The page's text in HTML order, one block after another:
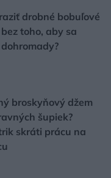
drobné bobuľové
toho, aby sa
broskyňový džem
šupiek?
skráti prácu na